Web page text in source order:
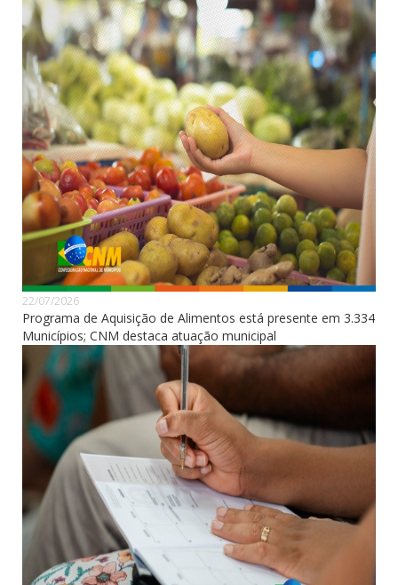
22/07/2026
Programa de Aquisição de Alimentos está presente em 3.334
Municípios; CNM destaca atuação municipal